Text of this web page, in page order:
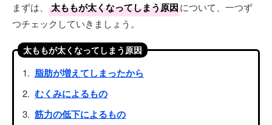
まずは、 太ももが太くなってしまう原因について、一つず
つチェックしていきましょう。
太ももが太くなってしまう原因
脂肪が増えてしまったから
むくみによるもの
筋力の低下によるもの